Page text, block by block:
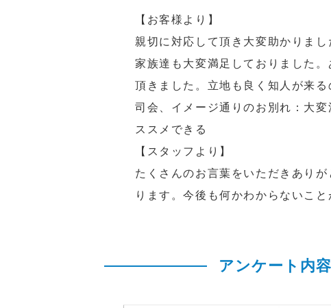
【お客様より】
親切に対応して頂き大変助かりま
家族達も大変満足しておりました
頂きました。立地も良く知人が来
司会、イメージ通りのお別れ：
ススメできる
【スタッフより】
たくさんのお言葉をいただきあり
ります。今後も何かわからないこ
アンケート内容